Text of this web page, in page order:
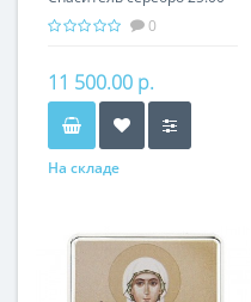
гр - православные
0
11 500.00 р.
На складе